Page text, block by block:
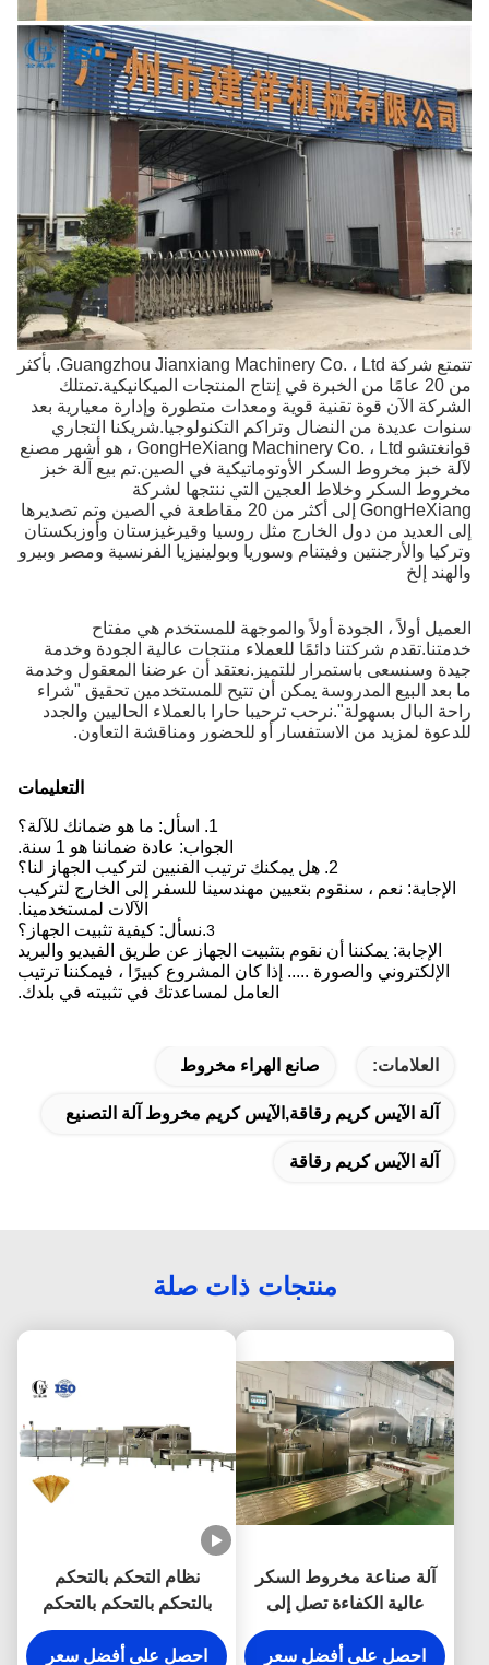
تتمتع شركة Guangzhou Jianxiang Machinery Co. ، Ltd. بأكثر
من 20 عامًا من الخبرة في إنتاج المنتجات الميكانيكية.تمتلك
الشركة الآن قوة تقنية قوية ومعدات متطورة وإدارة معيارية بعد
سنوات عديدة من النضال وتراكم التكنولوجيا.شريكنا التجاري
قوانغتشو GongHeXiang Machinery Co. ، Ltd ، هو أشهر مصنع
لآلة خبز مخروط السكر الأوتوماتيكية في الصين.تم بيع آلة خبز
مخروط السكر وخلاط العجين التي ننتجها لشركة
GongHeXiang إلى أكثر من 20 مقاطعة في الصين وتم تصديرها
إلى العديد من دول الخارج مثل روسيا وقيرغيزستان وأوزبكستان
وتركيا والأرجنتين وفيتنام وسوريا وبولينيزيا الفرنسية ومصر وبيرو
والهند إلخ
العميل أولاً ، الجودة أولاً والموجهة للمستخدم هي مفتاح
خدمتنا.تقدم شركتنا دائمًا للعملاء منتجات عالية الجودة وخدمة
جيدة وسنسعى باستمرار للتميز.نعتقد أن عرضنا المعقول وخدمة
ما بعد البيع المدروسة يمكن أن تتيح للمستخدمين تحقيق "شراء
راحة البال بسهولة".نرحب ترحيبا حارا بالعملاء الحاليين والجدد
للدعوة لمزيد من الاستفسار أو للحضور ومناقشة التعاون.
التعليمات
1. اسأل: ما هو ضمانك للآلة؟
الجواب: عادة ضماننا هو 1 سنة.
2. هل يمكنك ترتيب الفنيين لتركيب الجهاز لنا؟
الإجابة: نعم ، سنقوم بتعيين مهندسينا للسفر إلى الخارج لتركيب
الآلات لمستخدمينا.
.نسأل: كيفية تثبيت الجهاز؟
الإجابة: يمكننا أن نقوم بتثبيت الجهاز عن طريق الفيديو والبريد
الإلكتروني والصورة ..... إذا كان المشروع كبيرًا ، فيمكننا ترتيب
العامل لمساعدتك في تثبيته في بلدك.
العلامات: صانع الهراء مخروط
آلة الآيس كريم رقاقة,الآيس كريم مخروط آلة التصنيع
آلة الآيس كريم رقاقة
منتجات ذات صلة
آلة صناعة مخروط السكر
عالية الكفاءة تصل إلى
11000 مخروط صغير في
الساعة
احصل على أفضل سعر
نظام التحكم بالتحكم
بالتحكم بالتحكم بالتحكم
بالتحكم بالتحكم بالتحكم
بالتحكم بالتحكم بالتحكم
احصل على أفضل سعر